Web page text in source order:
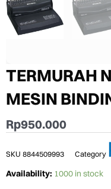
TERMURAH
MESIN
Rp950.000
SKU 8844509993 Category
Availability: 1000 in stock
TERMURAH